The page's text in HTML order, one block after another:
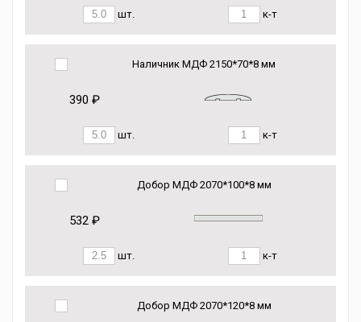
шт. к-т
Наличник МДФ 2150*70*8 мм
390 ₽
шт. к-т
Добор МДФ 2070*100*8 мм
532 ₽
шт. к-т
Добор МДФ 2070*120*8 мм